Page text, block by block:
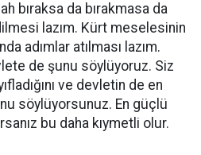
bıraksa da bırakmasa da
lazım. Kürt meselesinin
adımlar atılması lazım.
de şunu söylüyoruz. Siz
ve devletin de en
söylüyorsunuz. En güçlü
bu daha kıymetli olur.